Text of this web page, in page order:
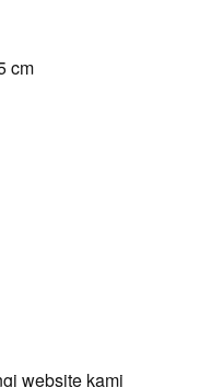
cm
website kami